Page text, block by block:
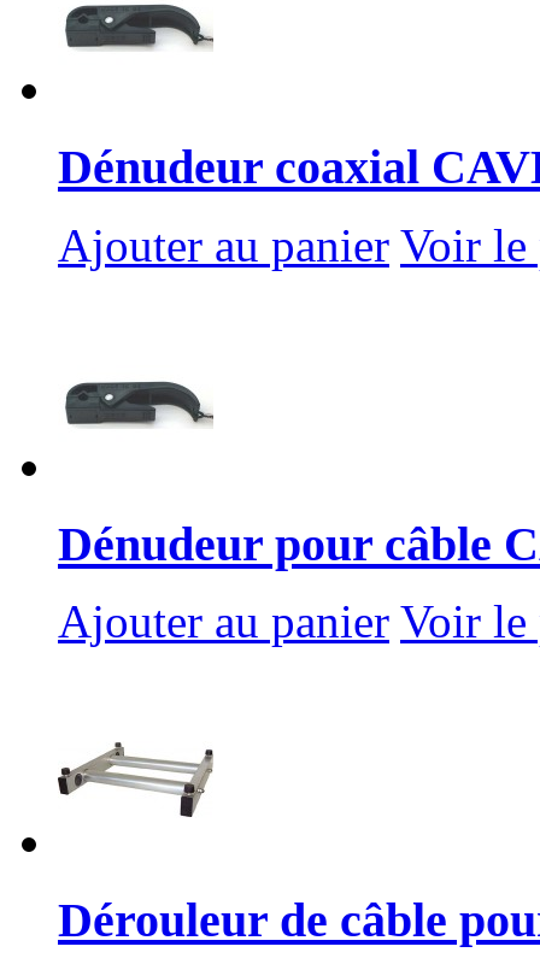
Dénudeur coaxial
Ajouter au panier Voir le
Dénudeur pour câble
Ajouter au panier Voir le
Dérouleur de câble